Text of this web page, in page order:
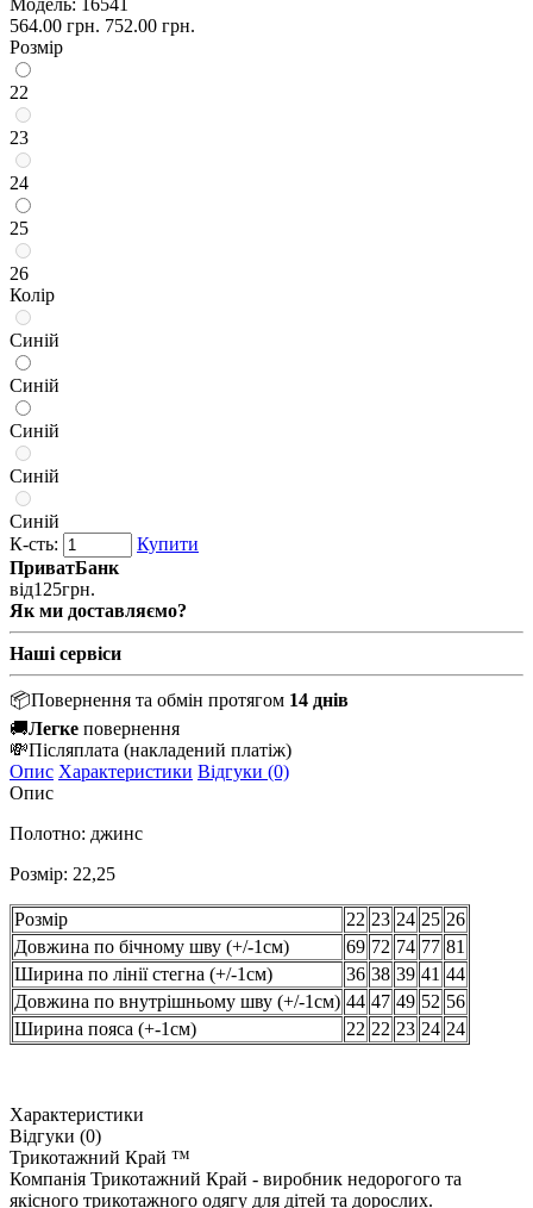
564.00 грн. 752.00 грн.
Розмір
22
23
24
25
26
Колір
Синій
Синій
Синій
Синій
Синій
К-сть:
Купити
ПриватБанк
від125грн.
Як ми доставляємо?
Наші сервіси
📦Повернення та обмін протягом 14 днів
🚚Легке повернення
💸Післяплата (накладений платіж)
Опис Характеристики Відгуки (0)
Опис
Полотно: джинс
Розмір: 22,25
Розмір 22 23 24 25 26
Довжина по бічному шву (+/-1см)
69 72 74 77 81
Ширина по лінії стегна (+/-1см)
36 38 39 41 44
Довжина по внутрішньому шву (+/-1см) 44 47 49 52 56
Ширина пояса (+-1см)
22 22 23 24 24
Характеристики
Відгуки (0)
Трикотажний Край ™
Компанія Трикотажний Край - виробник недорогого та
якісного трикотажного одягу для дітей та дорослих.